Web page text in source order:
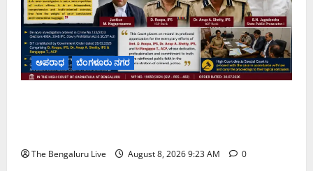
ಅಪರಾಧ ಬೆಂಗಳೂರು ನಗರ
The Bengaluru Live August 8, 2026 9:23 AM 0